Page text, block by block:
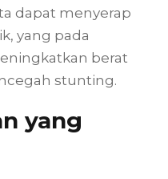
dapat menyerap
yang pada
berat
stunting.
yang